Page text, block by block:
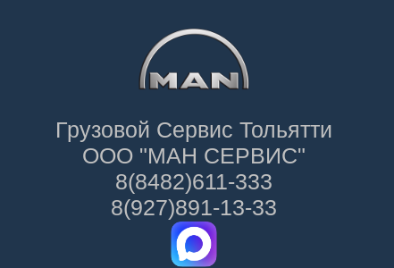
Грузовой Сервис Тольятти
ООО "МАН СЕРВИС"
8(8482)611-333
8(927)891-13-33